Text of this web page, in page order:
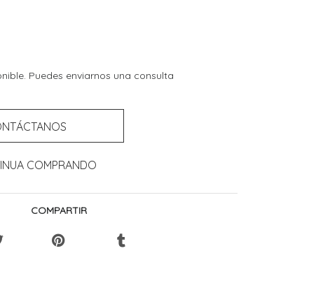
Puedes enviarnos una consulta
COMPRANDO
COMPARTIR